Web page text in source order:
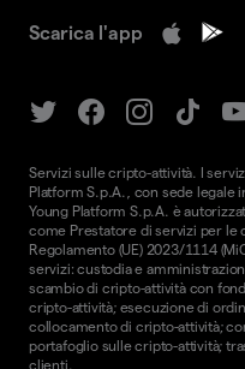
Scarica l'app
Servizi sulle cripto-attività. I
Platform S.p.A., con sede legale
Young Platform S.p.A. è
come Prestatore di servizi per le
Regolamento (UE) 2023/1114
servizi: custodia e
scambio di cripto-attività con
cripto-attività; esecuzione di
collocamento di cripto-attività;
portafoglio sulle cripto-attività;
clienti.